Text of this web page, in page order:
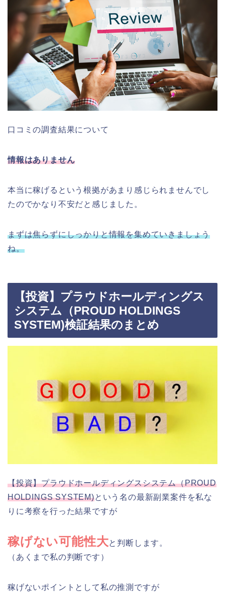
口コミの調査結果について
情報はありません
本当に稼げるという根拠があまり感じられませんでし
たのでかなり不安だと感じました。
まずは焦らずにしっかりと情報を集めていきましょう
ね。
【投資】プラウドホールディングス
システム（PROUD HOLDINGS
SYSTEM)検証結果のまとめ
【投資】プラウドホールディングスシステム（PROUD
HOLDINGS SYSTEM)という名の最新副業案件を私な
りに考察を行った結果ですが
稼げない可能性大と判断します。
（あくまで私の判断です）
稼げないポイントとして私の推測ですが